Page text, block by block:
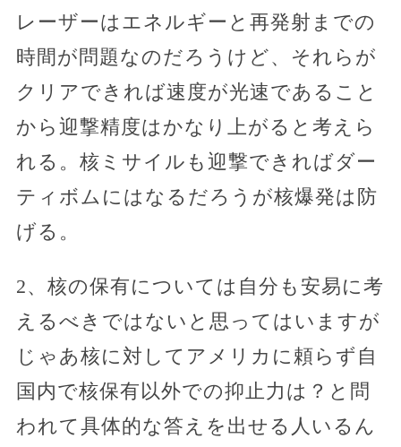
レーザーはエネルギーと再発射までの
時間が問題なのだろうけど、それらが
クリアできれば速度が光速であること
から迎撃精度はかなり上がると考えら
れる。核ミサイルも迎撃できればダー
ティボムにはなるだろうが核爆発は防
げる。
2、核の保有については自分も安易に考
えるべきではないと思ってはいますが
じゃあ核に対してアメリカに頼らず自
国内で核保有以外での抑止力は？と問
われて具体的な答えを出せる人いるん